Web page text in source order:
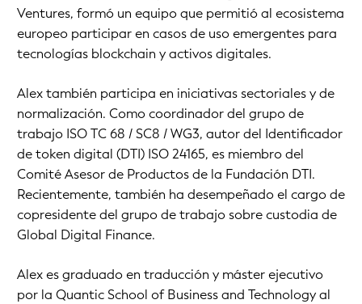
Ventures, formó un equipo que permitió al ecosistema
europeo participar en casos de uso emergentes para
tecnologías blockchain y activos digitales.
Alex también participa en iniciativas sectoriales y de
normalización. Como coordinador del grupo de
trabajo ISO TC 68 / SC8 / WG3, autor del Identificador
de token digital (DTI) ISO 24165, es miembro del
Comité Asesor de Productos de la Fundación DTI.
Recientemente, también ha desempeñado el cargo de
copresidente del grupo de trabajo sobre custodia de
Global Digital Finance.
Alex es graduado en traducción y máster ejecutivo
por la Quantic School of Business and Technology al